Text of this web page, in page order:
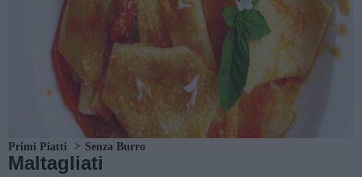
Primi Piatti Senza Burro
Maltagliati